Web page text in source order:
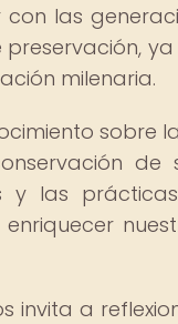
las
milenaria.
sobre
de
y las
invita a